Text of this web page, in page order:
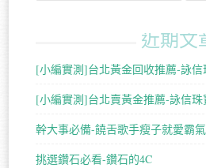
近期文
[小編實測]台北黃金回收推薦-詠信
[小編實測]台北賣黃金推薦-詠信珠
幹大事必備-饒舌歌手瘦子就愛霸
挑選鑽石必看-鑽石的4C